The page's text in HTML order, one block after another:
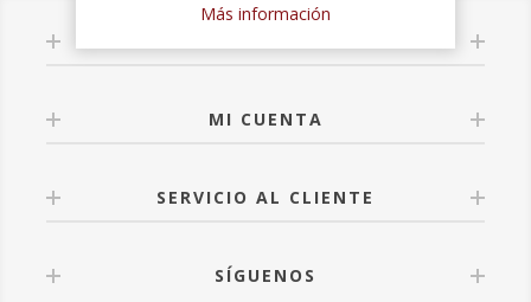
MI CUENTA
SERVICIO AL CLIENTE
SÍGUENOS
Más información